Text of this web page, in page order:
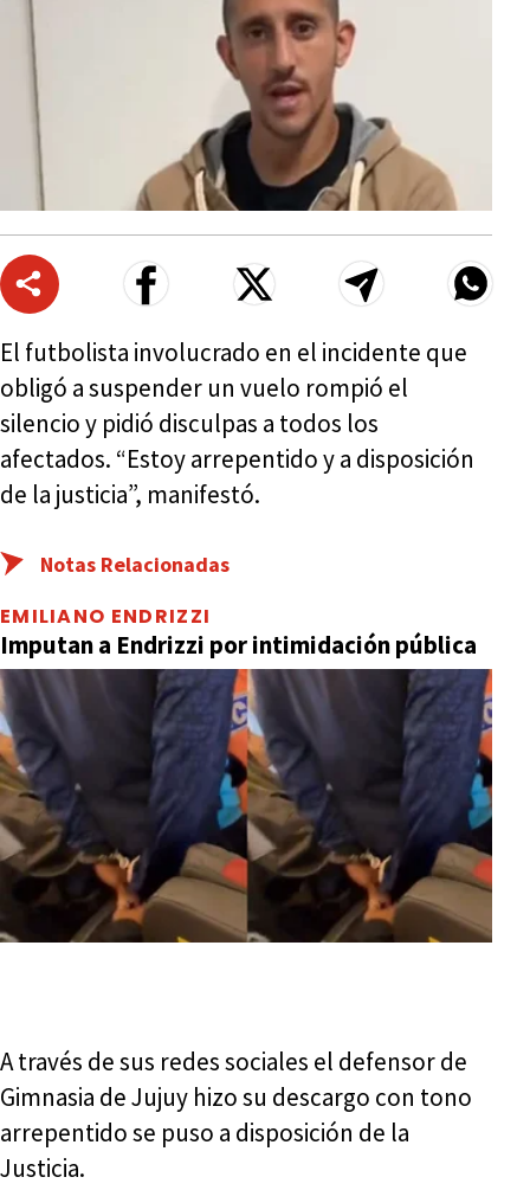
El futbolista involucrado en el incidente que
obligó a suspender un vuelo rompió el
silencio y pidió disculpas a todos los
afectados. “Estoy arrepentido y a disposición
de la justicia”, manifestó.
Notas Relacionadas
EMILIANO ENDRIZZI
Imputan a Endrizzi por intimidación pública
A través de sus redes sociales el defensor de
Gimnasia de Jujuy hizo su descargo con tono
arrepentido se puso a disposición de la
Justicia.